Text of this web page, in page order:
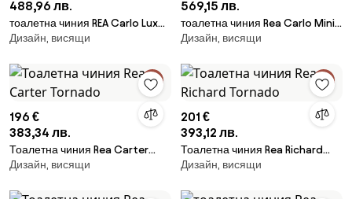
488,96 лв.
тоалетна чиния REA Carlo Lux
Rimless с функция биде
Дизайн, висящи
569,15 лв.
тоалетна чиния Rea Carlo Mini
Tornado NF WHITE GOLD
Дизайн, висящи
196 €
383,34 лв.
Тоалетна чиния Rea Carter
Tornado
Дизайн, висящи
201 €
393,12 лв.
Тоалетна чиния Rea Richard
Tornado
Дизайн, висящи